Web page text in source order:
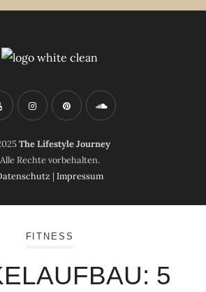
The Lifestyle Journey
Alle Rechte vorbehalten.
| Impressum
FITNESS
5